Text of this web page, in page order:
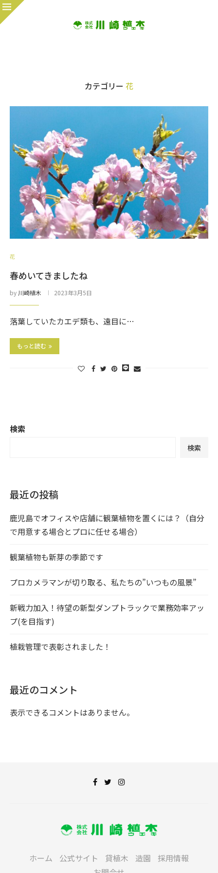
カテゴリー 花
花
春めいてきましたね
by 川崎植木 2023年3月5日
落葉していたカエデ類も、遠目に…
もっと読む
検索
検索
最近の投稿
鹿児島でオフィスや店舗に観葉植物を置くには？（自分
で用意する場合とプロに任せる場合）
観葉植物も新芽の季節です
プロカメラマンが切り取る、私たちの”いつもの風景”
新戦力加入！待望の新型ダンプトラックで業務効率アッ
プ(を目指す)
植栽管理で表彰されました！
最近のコメント
表示できるコメントはありません。
ホーム 公式サイト 貸植木 造園
採用情報